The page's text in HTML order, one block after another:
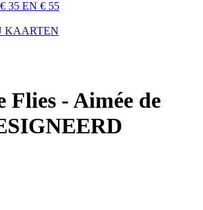
35 EN € 55
KAARTEN
- Aimée de